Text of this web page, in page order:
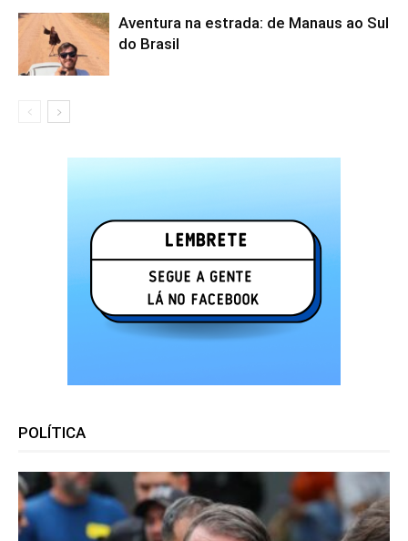
Aventura na estrada: de Manaus ao Sul
do Brasil
POLÍTICA